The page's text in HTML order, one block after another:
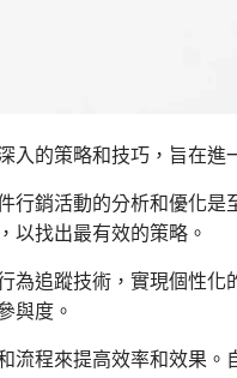
入的策略和技巧，旨在
行銷活動的分析和優化
以找出最有效的策略。
為追蹤技術，實現個性
與度。
流程來提高效率和效果